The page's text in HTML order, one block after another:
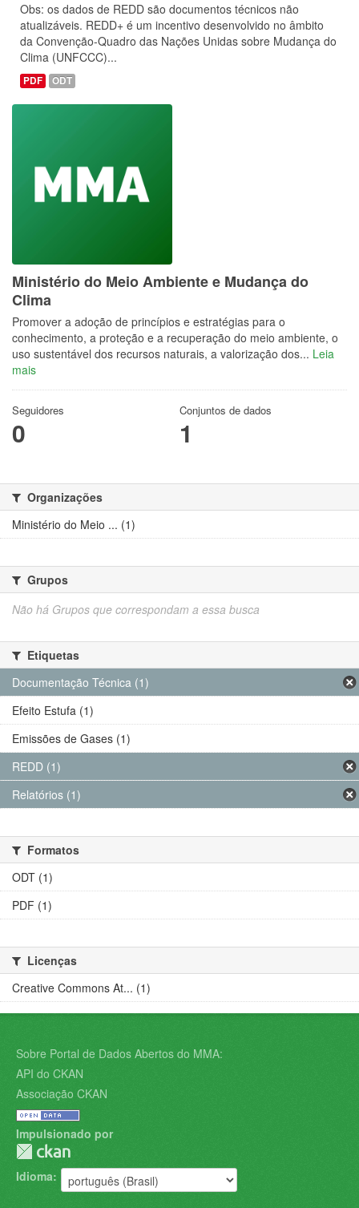
Obs: os dados de REDD são documentos técnicos não
atualizáveis. REDD+ é um incentivo desenvolvido no âmbito
da Convenção-Quadro das Nações Unidas sobre Mudança do
Clima (UNFCCC)...
PDF ODT
Ministério do Meio Ambiente e Mudança do
Clima
Promover a adoção de princípios e estratégias para o
conhecimento, a proteção e a recuperação do meio ambiente, o
uso sustentável dos recursos naturais, a valorização dos... Leia
mais
Seguidores
0
Conjuntos de dados
1
Organizações
Ministério do Meio ... (1)
Grupos
Não há Grupos que correspondam a essa busca
Etiquetas
Documentação Técnica (1)
Efeito Estufa (1)
Emissões de Gases (1)
REDD (1)
Relatórios (1)
Formatos
ODT (1)
PDF (1)
Licenças
Creative Commons At... (1)
Sobre Portal de Dados Abertos do MMA:
API do CKAN
Associação CKAN
Impulsionado por
Idioma